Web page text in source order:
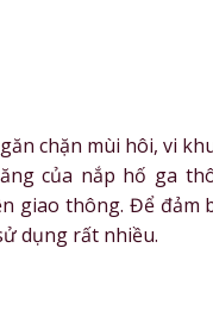
chặn mùi hôi, vi
của nắp hố ga
giao thông. Để đảm
dụng rất nhiều.